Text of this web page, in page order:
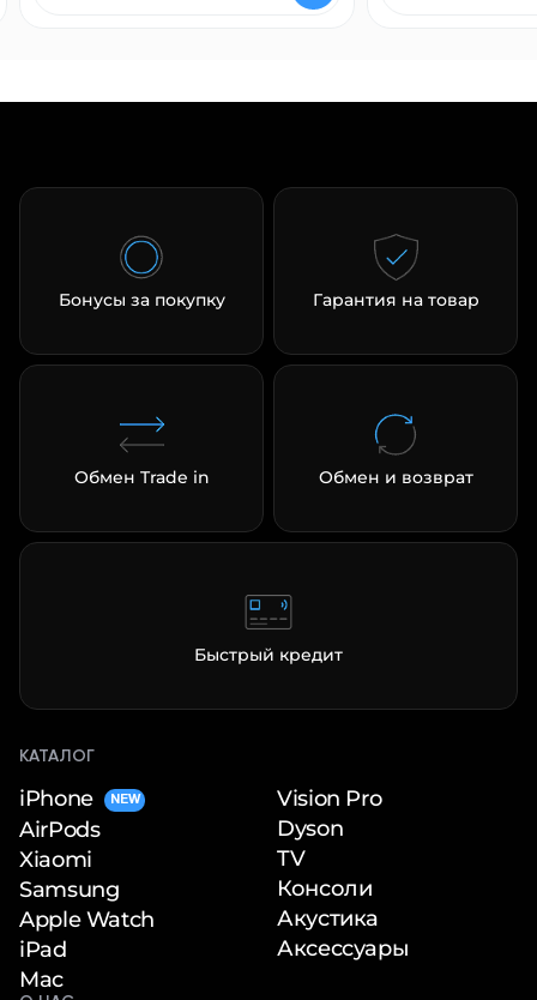
Бонусы за покупку Гарантия на товар
Обмен Trade in Обмен и возврат
Быстрый кредит
КАТАЛОГ
iPhone NEW
AirPods
Xiaomi
Samsung
Apple Watch
iPad
Mac
Vision Pro
Dyson
TV
Консоли
Акустика
Аксессуары